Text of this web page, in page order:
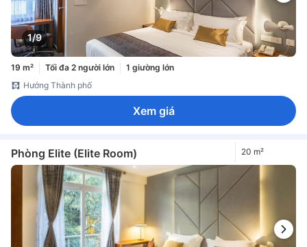
1/9
19 m² Tối đa 2 người lớn
1 giường lớn
Hướng Thành phố
Xem giá
Phòng Elite (Elite Room) 20 m²